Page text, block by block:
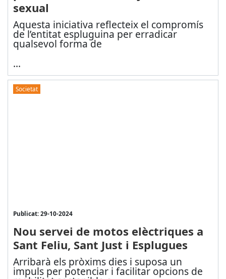
sexual
Aquesta iniciativa reflecteix el compromís
de l’entitat espluguina per erradicar
qualsevol forma de
...
Societat
Publicat: 29-10-2024
Nou servei de motos elèctriques a
Sant Feliu, Sant Just i Esplugues
Arribarà els pròxims dies i suposa un
impuls per potenciar i facilitar opcions de